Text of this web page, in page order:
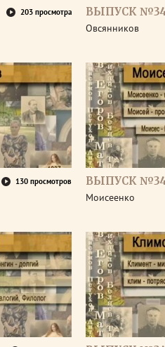
203 просмотра ВЫПУСК
Овсянников
130 просмотров ВЫПУСК
Моисеенко